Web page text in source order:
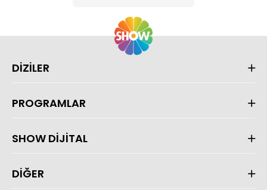
DİZİLER
PROGRAMLAR
SHOW DİJİTAL
DİĞER